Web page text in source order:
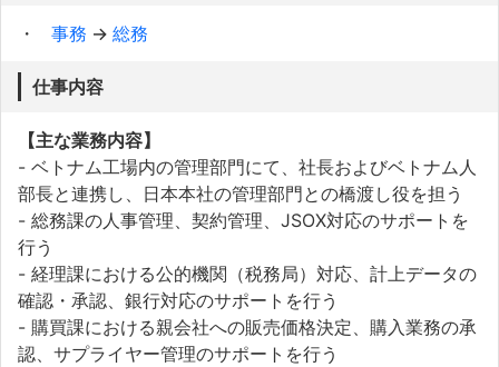
事務 → 総務
仕事内容
【主な業務内容】
- ベトナム工場内の管理部門にて、社長およびベトナム人
部長と連携し、日本本社の管理部門との橋渡し役を担う
- 総務課の人事管理、契約管理、JSOX対応のサポートを
行う
- 経理課における公的機関（税務局）対応、計上データの
確認・承認、銀行対応のサポートを行う
- 購買課における親会社への販売価格決定、購入業務の承
認、サプライヤー管理のサポートを行う